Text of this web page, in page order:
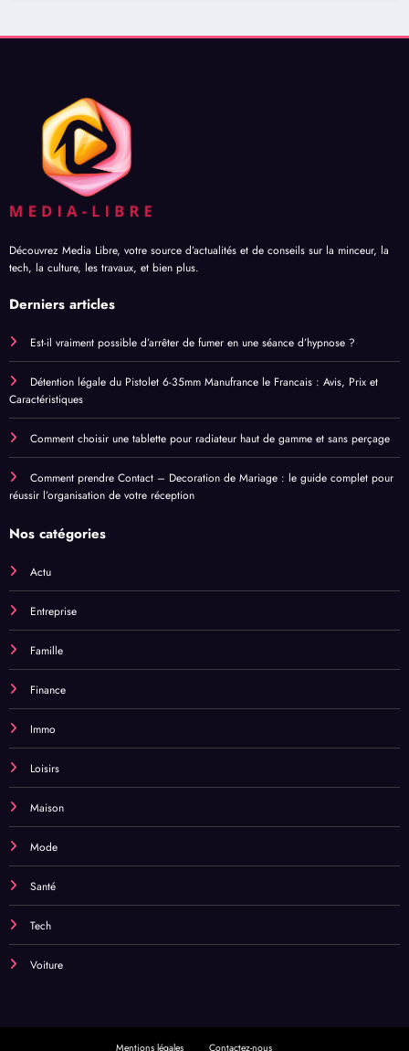
Découvrez Media Libre, votre source d’actualités et de conseils sur la minceur, la
tech, la culture, les travaux, et bien plus.
Derniers articles
Est-il vraiment possible d’arrêter de fumer en une séance d’hypnose ?
Détention légale du Pistolet 6-35mm Manufrance le Francais : Avis, Prix et
Caractéristiques
Comment choisir une tablette pour radiateur haut de gamme et sans perçage
Comment prendre Contact – Decoration de Mariage : le guide complet pour
réussir l’organisation de votre réception
Nos catégories
Actu
Entreprise
Famille
Finance
Immo
Loisirs
Maison
Mode
Santé
Tech
Voiture
Mentions légales Contactez-nous